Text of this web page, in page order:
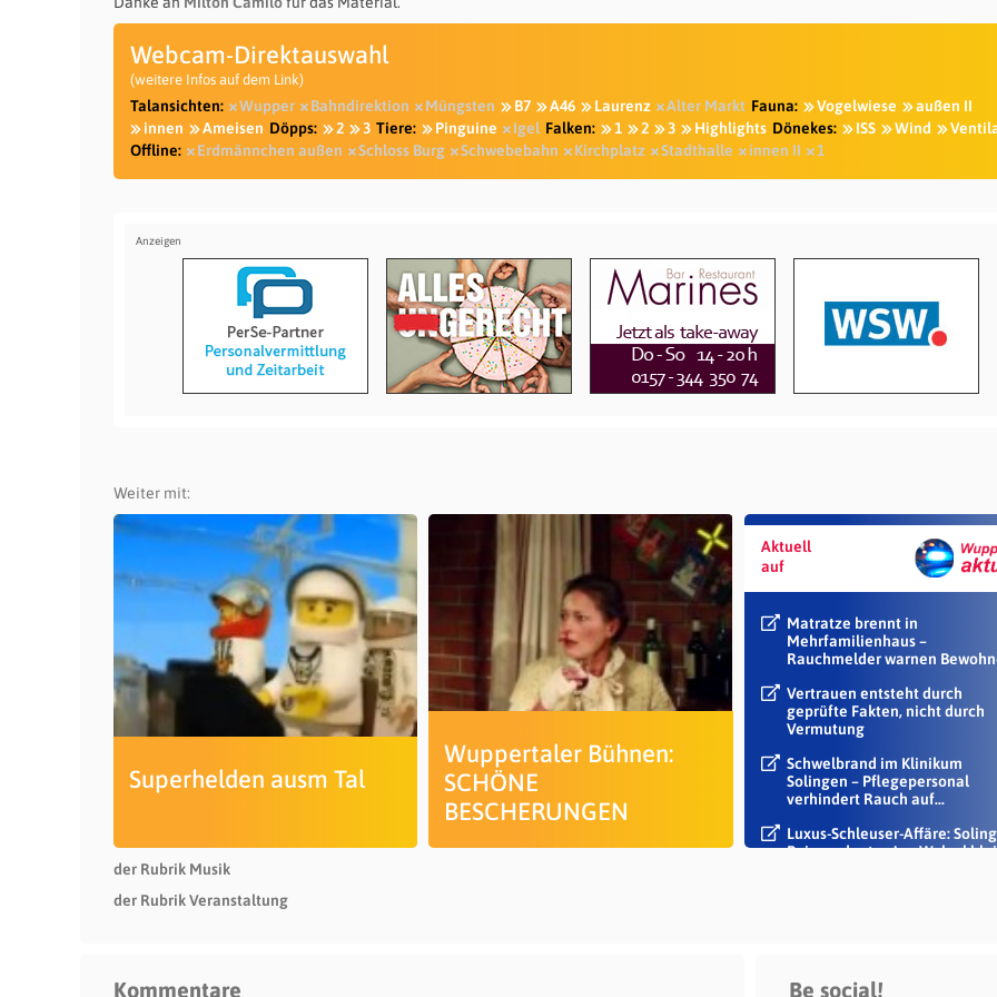
Webcam-Direktauswahl
(weitere Infos auf dem Link)
Talansichten: Wupper Bahndirektion Müngsten B7 A46 Laurenz Alter Markt Fauna: Vogelwiese
außen II
innen
Ameisen Döpps: 2 3 Tiere: Pinguine Igel Falken: 1 2 3 Highlights Dönekes: ISS Wind
Offline:
Erdmännchen außen Schloss Burg Schwebebahn Kirchplatz Stadthalle innen II 1
Weiter mit:
Superhelden ausm Tal
Wuppertaler Bühnen:
SCHÖNE
BESCHERUNGEN
Aktuell
auf
Matratze brennt in
Mehrfamilienhaus –
Rauchmelder warnen
Vertrauen entsteht durch
geprüfte Fakten, nicht durch
Vermutung
Schwelbrand im Klinikum
Solingen – Pflegepersonal
verhindert Rauch auf...
Luxus-Schleuser-Affäre:
Beigeordneter Jan Welzel
der Rubrik Musik
der Rubrik Veranstaltung
Kommentare Be social!